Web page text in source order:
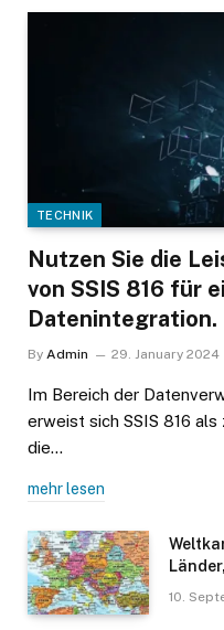
TECHNIK
Nutzen Sie die
von SSIS 816 für
Datenintegration.
By Admin 29. January 2024
Im Bereich der
erweist sich SSIS 816
die…
mehr lesen
10.